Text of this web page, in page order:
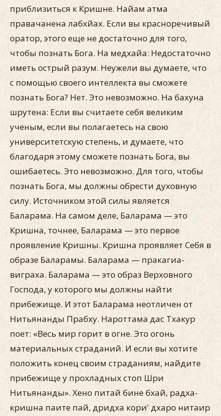
приблизиться к Кришне. Найам атма
правачанена лабхйах. Если вы красноречивый
оратор, этого еще не достаточно для того,
чтобы познать Бога. На медхайа: Недостаточно
иметь острый разум. Неужели вы думаете, что
с помощью своего интеллекта вы сможете
познать Бога? Нет. Это невозможно. На бахуна
шрутена: Если вы считаете себя великим
ученым, если вы полагаетесь на свою
университетскую степень, и думаете, что
благодаря этому сможете познать Бога, вы
ошибаетесь. Это невозможно. Для того, чтобы
познать Бога, мы должны обрести духовную
силу. Источником этой силы является
Баларама. На самом деле, Баларама — это
Кришна, точнее, Баларама — это первое
проявление Кришны. Кришна проявляет Себя в
образе Баларамы. Баларама — пракагиа-
виграха. Баларама — это образ Верховного
Господа, у которого мы должны найти
прибежище. И этот Баларама неотличен от
Нитьянанды Прабху. Нароттама дас Тхакур
поет: «Весь мир горит в огне. Это огонь
материальных страданий. И если вы хотите
положить конец своим страданиям, найдите
прибежище у прохладных стоп Шри
Нитьянанды». Хено питай бине бхай, радха-
кришна паите пай, дридха кори' дхаро нитаир